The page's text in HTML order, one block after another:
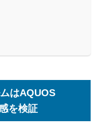
はAQUOS
を検証